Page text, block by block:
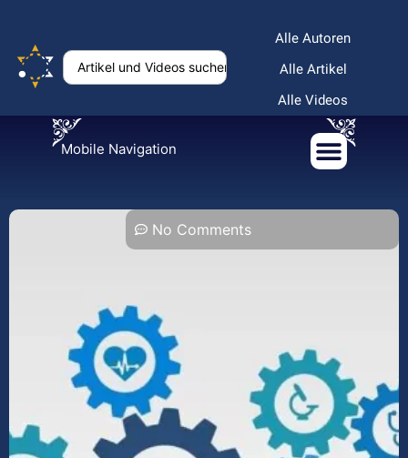
Alle Autoren
Alle Artikel
Alle Videos
Mobile Navigation
No Comments